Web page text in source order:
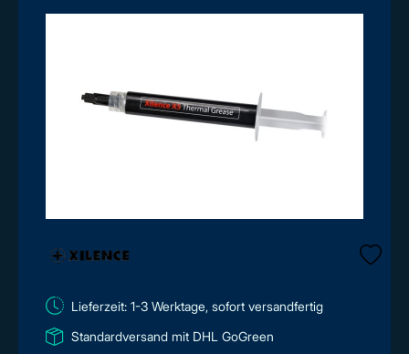
Lieferzeit: 1-3 Werktage, sofort versandfertig
Standardversand mit DHL GoGreen